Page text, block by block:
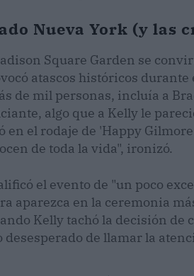
Nueva York (y las
Square Garden se
atascos históricos durante
de mil personas, incluía a
algo que a Kelly le
el rodaje de 'Happy
de toda la vida", ironizó.
el evento de "un poco
aparezca en la ceremonia
Kelly tachó la decisión de
de llamar la